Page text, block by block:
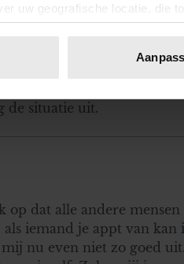
uw geografische locatie, die
door het actief te scannen op
of intrekken in de
en advertenties te
aan gaan. Beter 2-3
ik bij ze terecht kan dan
elkaar kan zijn. Maak een
en schrap wat in de
moet maken en
de situatie uit.
op dat alle andere mensen
iemand je appt van kan
nu even niet zo goed uit.